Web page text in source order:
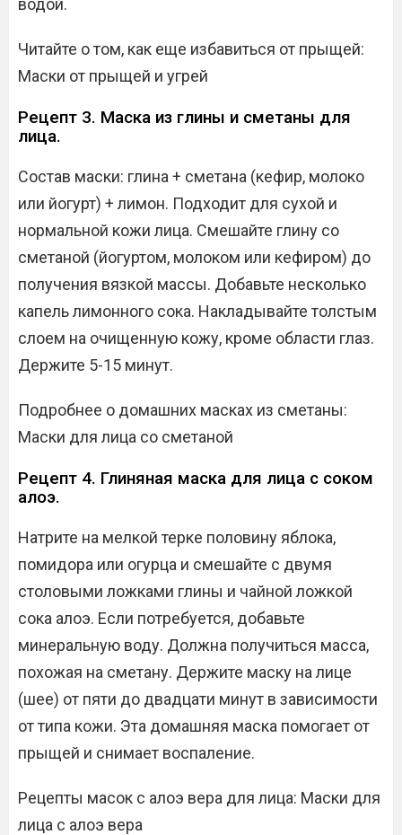
водой.
Читайте о том, как еще избавиться от прыщей:
Маски от прыщей и угрей
Рецепт 3. Маска из глины и сметаны для
лица.
Состав маски: глина + сметана (кефир, молоко
или йогурт) + лимон. Подходит для сухой и
нормальной кожи лица. Смешайте глину со
сметаной (йогуртом, молоком или кефиром) до
получения вязкой массы. Добавьте несколько
капель лимонного сока. Накладывайте толстым
слоем на очищенную кожу, кроме области глаз.
Держите 5-15 минут.
Подробнее о домашних масках из сметаны:
Маски для лица со сметаной
Рецепт 4. Глиняная маска для лица с соком
алоэ.
Натрите на мелкой терке половину яблока,
помидора или огурца и смешайте с двумя
столовыми ложками глины и чайной ложкой
сока алоэ. Если потребуется, добавьте
минеральную воду. Должна получиться масса,
похожая на сметану. Держите маску на лице
(шее) от пяти до двадцати минут в зависимости
от типа кожи. Эта домашняя маска помогает от
прыщей и снимает воспаление.
Рецепты масок с алоэ вера для лица: Маски для
лица с алоэ вера